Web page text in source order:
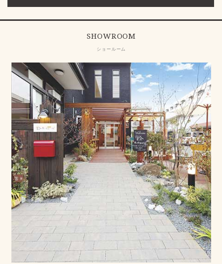
SHOWROOM
ショールーム